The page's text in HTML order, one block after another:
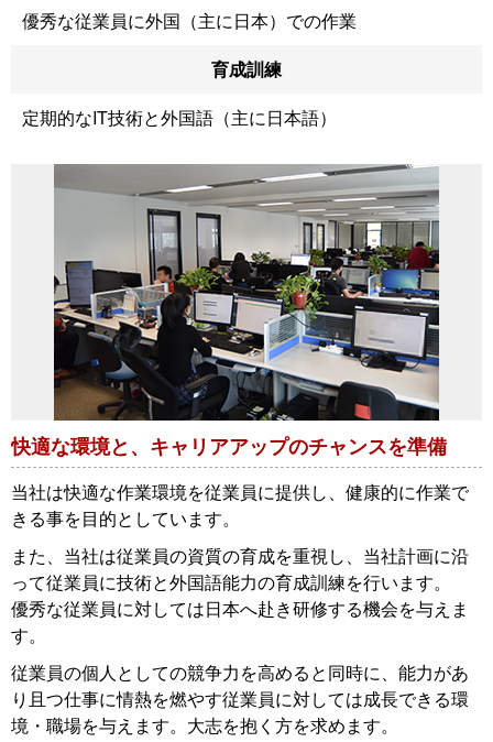
優秀な従業員に外国（主に日本）での作業
育成訓練
定期的なIT技術と外国語（主に日本語）
快適な環境と、キャリアアップのチャンスを準備
当社は快適な作業環境を従業員に提供し、健康的に作業で
きる事を目的としています。
また、当社は従業員の資質の育成を重視し、当社計画に沿
って従業員に技術と外国語能力の育成訓練を行います。
優秀な従業員に対しては日本へ赴き研修する機会を与えま
す。
従業員の個人としての競争力を高めると同時に、能力があ
り且つ仕事に情熱を燃やす従業員に対しては成長できる環
境・職場を与えます。大志を抱く方を求めます。